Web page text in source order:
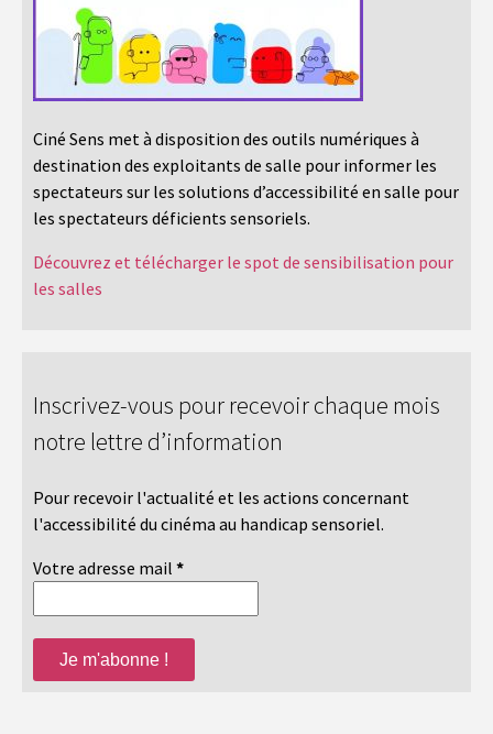
Ciné Sens met à disposition des outils numériques à
destination des exploitants de salle pour informer les
spectateurs sur les solutions d’accessibilité en salle pour
les spectateurs déficients sensoriels.
Découvrez et télécharger le spot de sensibilisation pour
les salles
Inscrivez-vous pour recevoir chaque mois
notre lettre d’information
Pour recevoir l'actualité et les actions concernant
l'accessibilité du cinéma au handicap sensoriel.
Votre adresse mail *